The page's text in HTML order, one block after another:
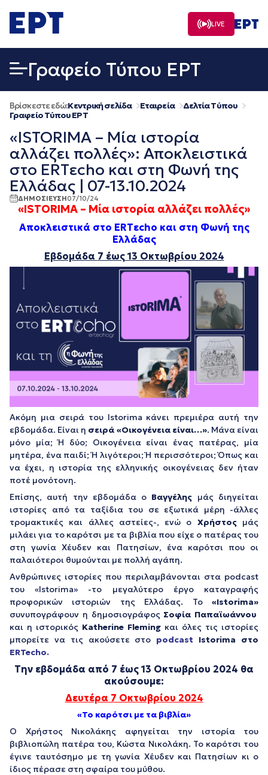
σε
περιεχόμενο
LIVE
Γραφείο Τύπου ΕΡΤ
Βρίσκεστε εδώ:Κεντρική σελίδα Εταιρεία
Δελτία Τύπου
Γραφείο Τύπου ΕΡΤ
«ISTORIMA – Μία ιστορία
αλλάζει πολλές»: Αποκλειστικά
στο ERTεcho και στη Φωνή της
Ελλάδας | 07-13.10.2024
ΔΗΜΟΣΙΕΥΣΗ07/10/24
«ISTORIMA – Μία ιστορία αλλάζει πολλές»
Αποκλειστικά στο ERTεcho και στη Φωνή της
Ελλάδας
Εβδομάδα 7 έως 13 Οκτωβρίου 2024
Ακόμη μια σειρά του Istorima κάνει πρεμιέρα αυτή την
εβδομάδα. Είναι η σειρά «Οικογένεια είναι…». Μάνα είναι
μόνο μία; Ή δύο; Οικογένεια είναι ένας πατέρας, μία
μητέρα, ένα παιδί; Ή λιγότεροι; Ή περισσότεροι; Όπως και
να έχει, η ιστορία της ελληνικής οικογένειας δεν ήταν
ποτέ μονότονη.
Επίσης, αυτή την εβδομάδα ο Βαγγέλης μάς διηγείται
ιστορίες από τα ταξίδια του σε εξωτικά μέρη -άλλες
τρομακτικές και άλλες αστείες-, ενώ ο Χρήστοςμάς
μιλάει για το καρότσι με τα βιβλία που είχε ο πατέρας του
στη γωνία Χέυδεν και Πατησίων, ένα καρότσι που οι
παλαιότεροι θυμούνται με πολλή αγάπη.
Ανθρώπινες ιστορίες που περιλαμβάνονται στα podcast
του «Istorima» -το μεγαλύτερο έργο καταγραφής
προφορικών ιστοριών της Ελλάδας. Το «Istorima»
συνυπογράφουν η δημοσιογράφος Σοφία Παπαϊωάννου
και η ιστορικός Katherine Fleming και όλες τις ιστορίες
μπορείτε να τις ακούσετε στο podcast Istorima στο
ERTecho.
Την εβδομάδα από 7 έως 13 Οκτωβρίου 2024 θα
ακούσουμε:
Δευτέρα 7 Οκτωβρίου 2024
«Το καρότσι με τα βιβλία»
Ο Χρήστος Νικολάκης αφηγείται την ιστορία του
βιβλιοπώλη πατέρα του, Κώστα Νικολάκη. Το καρότσι του
έγινε ταυτόσημο με τη γωνία Χέυδεν και Πατησίων κι ο
ίδιος πέρασε στη σφαίρα του μύθου.